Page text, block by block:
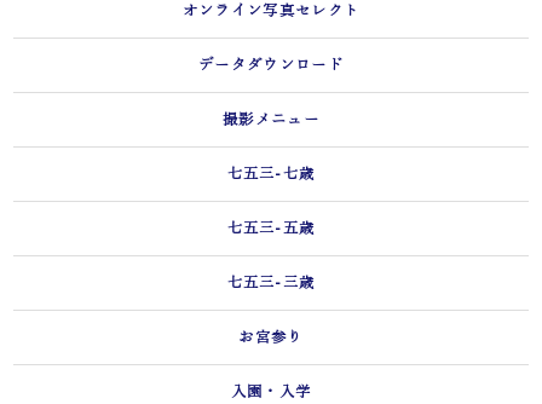
オンライン写真セレクト
データダウンロード
撮影メニュー
七五三-七歳
七五三-五歳
七五三-三歳
お宮参り
入園・入学